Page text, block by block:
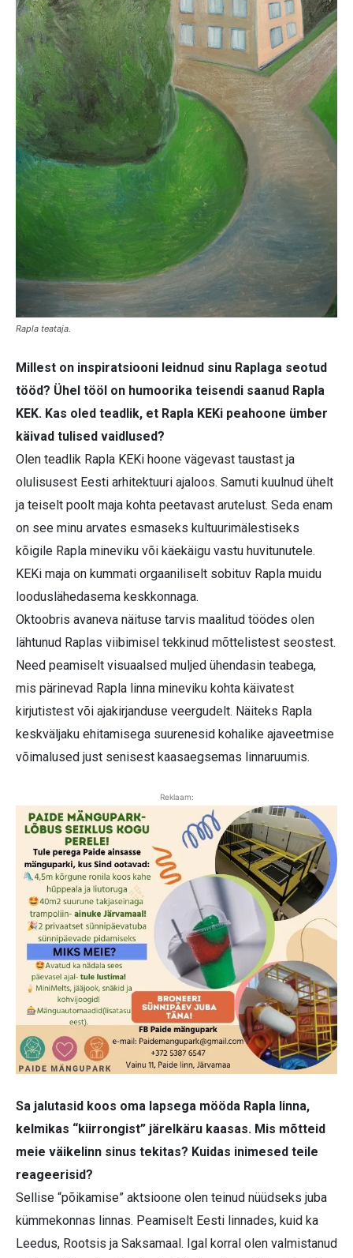
Rapla teataja.
Millest on inspiratsiooni leidnud sinu Raplaga seotud
tööd? Ühel tööl on humoorika teisendi saanud Rapla
KEK. Kas oled teadlik, et Rapla KEKi peahoone ümber
käivad tulised vaidlused?
Olen teadlik Rapla KEKi hoone vägevast taustast ja
olulisusest Eesti arhitektuuri ajaloos. Samuti kuulnud ühelt
ja teiselt poolt maja kohta peetavast arutelust. Seda enam
on see minu arvates esmaseks kultuurimälestiseks
kõigile Rapla mineviku või käekäigu vastu huvitunutele.
KEKi maja on kummati orgaaniliselt sobituv Rapla muidu
looduslähedasema keskkonnaga.
Oktoobris avaneva näituse tarvis maalitud töödes olen
lähtunud Rap­las viibimisel tekkinud mõttelistest seostest.
Need peamiselt visuaalsed muljed ühendasin teabega,
mis pärinevad Rapla linna mineviku kohta käivatest
kirjutistest või ajakirjanduse veergudelt. Näiteks Rapla
keskväljaku ehitamisega suurenesid kohalike ajaveetmise
võimalused just senisest kaasaegsemas linnaruumis.
Reklaam:
Sa jalutasid koos oma lapsega mööda Rapla linna,
kelmikas “kiirrongist” järelkäru kaasas. Mis mõtteid
meie väikelinn sinus tekitas? Kuidas inimesed teile
reageerisid?
Sellise “põikamise” aktsioone olen teinud nüüdseks juba
kümmekonnas linnas. Peamiselt Eesti linnades, kuid ka
Leedus, Rootsis ja Saksamaal. Igal korral olen valmistanud